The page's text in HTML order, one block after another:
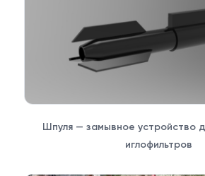
Шпуля — замывное устройство
иглофильтров